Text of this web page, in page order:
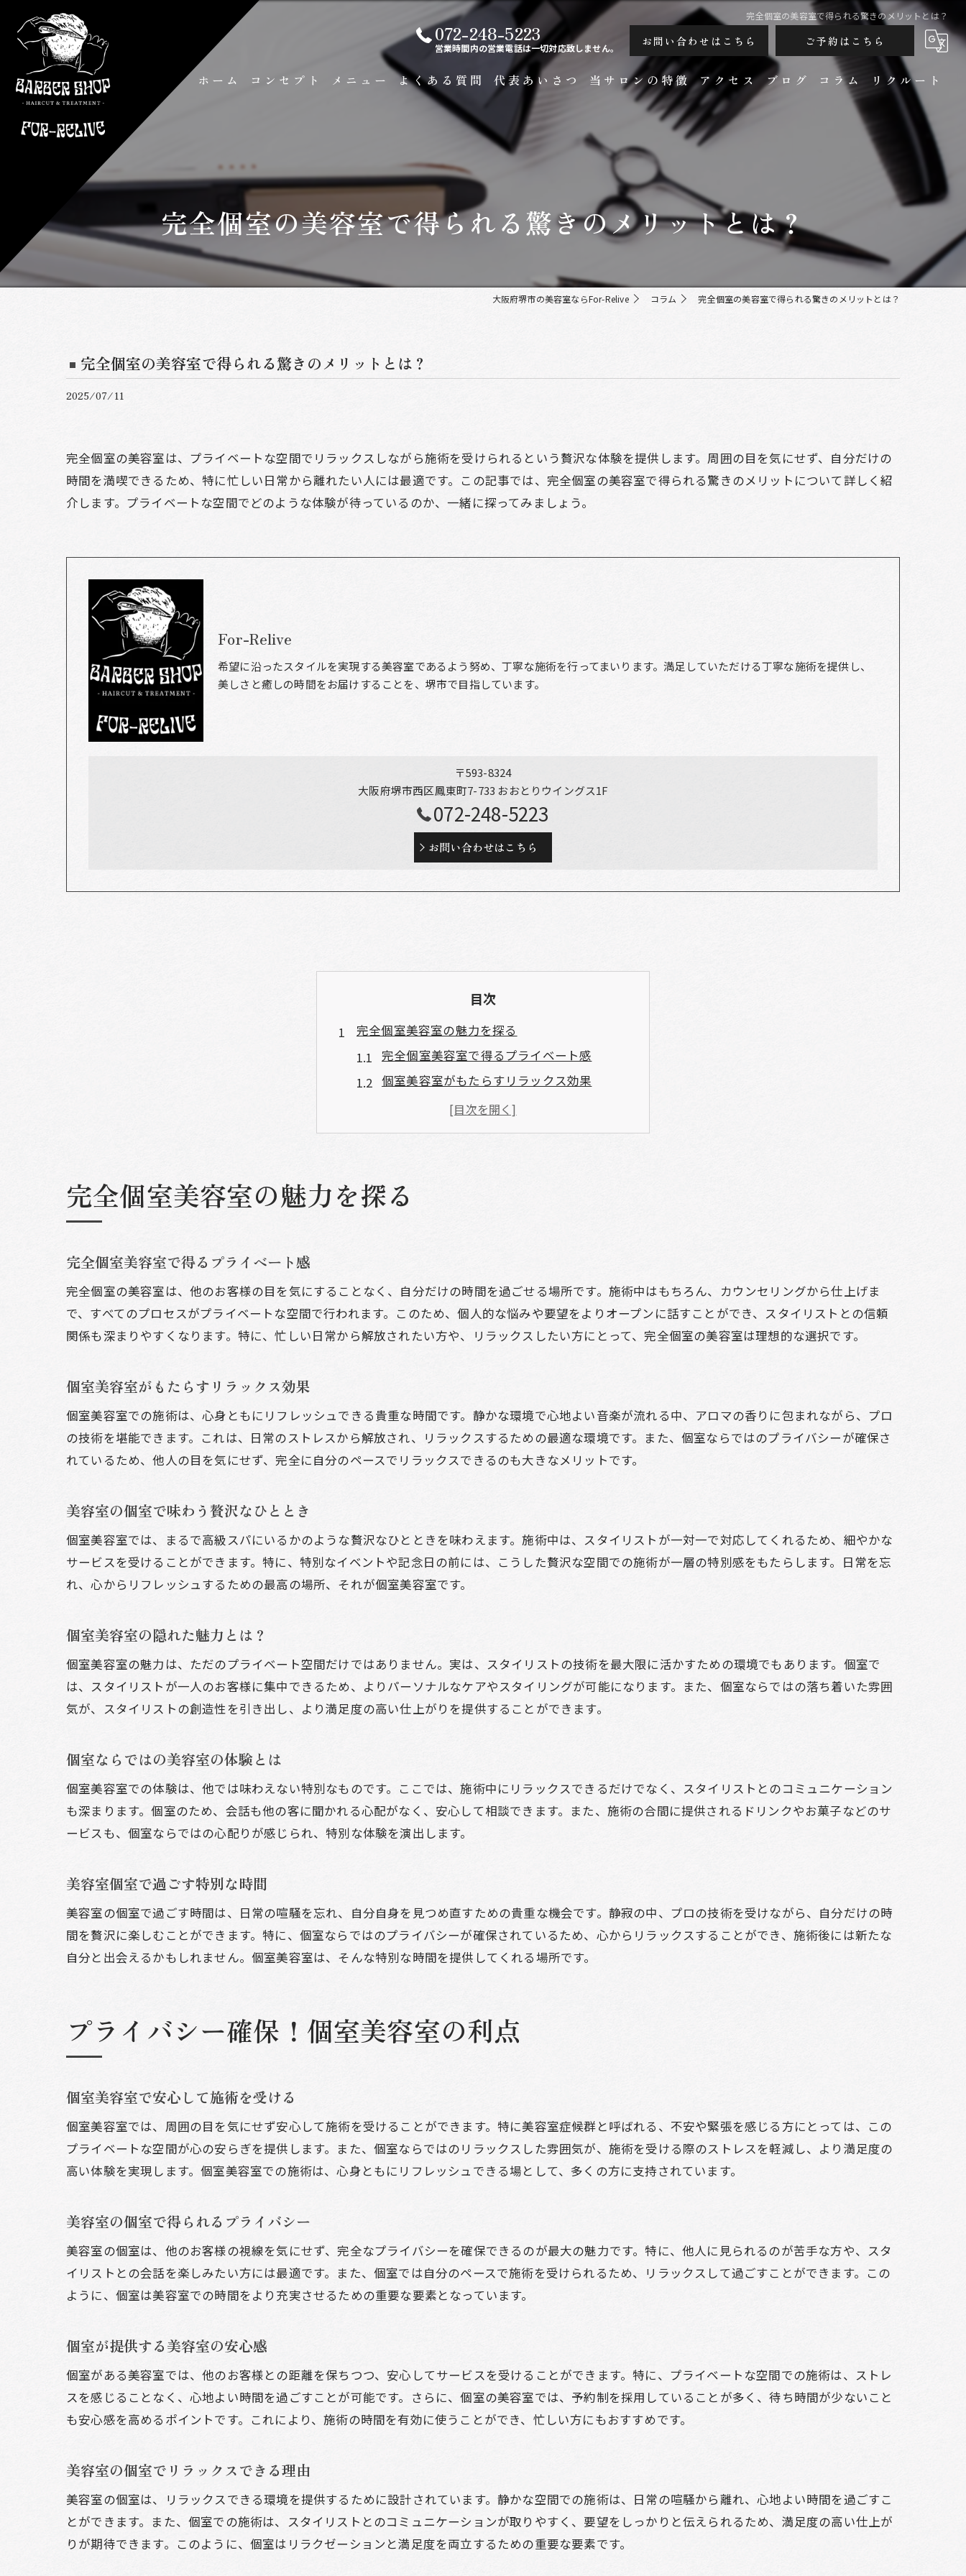
完全個室の美容室で得られる驚きのメリットとは？
072-248-5223
営業時間内の営業電話は一切対応致しません。 お問い合わせはこちら ご予約はこちら
ホーム コンセプト メニュー よくある質問 代表あいさつ 当サロンの特徴
メンズ
カラー
ビジネスカット
アクセス ブログ コラム リクルート
完全個室の美容室で得られる驚きのメリットとは？
大阪府堺市の美容室ならFor-Relive コラム 完全個室の美容室で得られる驚きのメリットとは？
完全個室の美容室で得られる驚きのメリットとは？
2025/07/11
完全個室の美容室は、プライベートな空間でリラックスしながら施術を受けられるという贅沢な体験を提供します。周囲の目を気にせず、自分だけの
時間を満喫できるため、特に忙しい日常から離れたい人には最適です。この記事では、完全個室の美容室で得られる驚きのメリットについて詳しく紹
介します。プライベートな空間でどのような体験が待っているのか、一緒に探ってみましょう。
For-Relive
希望に沿ったスタイルを実現する美容室であるよう努め、丁寧な施術を行ってまいります。満足していただける丁寧な施術を提供し、
美しさと癒しの時間をお届けすることを、堺市で目指しています。
〒593-8324
大阪府堺市西区鳳東町7-733 おおとりウイングス1F
072-248-5223
お問い合わせはこちら
目次
完全個室美容室の魅力を探る
完全個室美容室で得るプライベート感
個室美容室がもたらすリラックス効果
美容室の個室で味わう贅沢なひととき
個室美容室の隠れた魅力とは？
美容室個室で過ごす特別な時間
プライバシー確保！個室美容室の利点
美容室の個室でリラックスできる理由
個室美容室でプライバシーを守る
美容室の個室で贅沢な時間を楽しむ
個室美容室の特別な時間の過ごし方
美容室個室で心からリラックスする
贅沢なひとときを個室美容室で
リラックスできる個室美容室の秘密
個室美容室がもたらす究極のリラックス
美容室個室で心落ち着く理由
個室美容室のリラックス空間の魅力
美容室の個室で深い安らぎを感じる
美容室の個室がもたらす安らぎの理由
美容室の個室で感じる安心感
個室美容室で得られる心の安らぎ
個室美容室が提供する特別な体験
美容室の個室が提供する特別なひととき
個室美容室で体験する特別な時間
個室美容室の特別なエクスペリエンス
個室美容室でプライベートを確保する
美容室の個室の魅力と自由さ
個室美容室で得られる心地よいひととき
美容室個室で心地よいひとときを実感
個室美容室の心地よい空間とは
美容室の個室で安らぎを得る方法
完全個室美容室の魅力を探る
完全個室美容室で得るプライベート感
完全個室の美容室は、他のお客様の目を気にすることなく、自分だけの時間を過ごせる場所です。施術中はもちろん、カウンセリングから仕上げま
で、すべてのプロセスがプライベートな空間で行われます。このため、個人的な悩みや要望をよりオープンに話すことができ、スタイリストとの信頼
関係も深まりやすくなります。特に、忙しい日常から解放されたい方や、リラックスしたい方にとって、完全個室の美容室は理想的な選択です。
個室美容室がもたらすリラックス効果
個室美容室での施術は、心身ともにリフレッシュできる貴重な時間です。静かな環境で心地よい音楽が流れる中、アロマの香りに包まれながら、プロ
の技術を堪能できます。これは、日常のストレスから解放され、リラックスするための最適な環境です。また、個室ならではのプライバシーが確保さ
れているため、他人の目を気にせず、完全に自分のペースでリラックスできるのも大きなメリットです。
美容室の個室で味わう贅沢なひととき
個室美容室では、まるで高級スパにいるかのような贅沢なひとときを味わえます。施術中は、スタイリストが一対一で対応してくれるため、細やかな
サービスを受けることができます。特に、特別なイベントや記念日の前には、こうした贅沢な空間での施術が一層の特別感をもたらします。日常を忘
れ、心からリフレッシュするための最高の場所、それが個室美容室です。
個室美容室の隠れた魅力とは？
個室美容室の魅力は、ただのプライベート空間だけではありません。実は、スタイリストの技術を最大限に活かすための環境でもあります。個室で
は、スタイリストが一人のお客様に集中できるため、よりパーソナルなケアやスタイリングが可能になります。また、個室ならではの落ち着いた雰囲
気が、スタイリストの創造性を引き出し、より満足度の高い仕上がりを提供することができます。
個室ならではの美容室の体験とは
個室美容室での体験は、他では味わえない特別なものです。ここでは、施術中にリラックスできるだけでなく、スタイリストとのコミュニケーション
も深まります。個室のため、会話も他の客に聞かれる心配がなく、安心して相談できます。また、施術の合間に提供されるドリンクやお菓子などのサ
ービスも、個室ならではの心配りが感じられ、特別な体験を演出します。
美容室個室で過ごす特別な時間
美容室の個室で過ごす時間は、日常の喧騒を忘れ、自分自身を見つめ直すための貴重な機会です。静寂の中、プロの技術を受けながら、自分だけの時
間を贅沢に楽しむことができます。特に、個室ならではのプライバシーが確保されているため、心からリラックスすることができ、施術後には新たな
自分と出会えるかもしれません。個室美容室は、そんな特別な時間を提供してくれる場所です。
プライバシー確保！個室美容室の利点
個室美容室で安心して施術を受ける
個室美容室では、周囲の目を気にせず安心して施術を受けることができます。特に美容室症候群と呼ばれる、不安や緊張を感じる方にとっては、この
プライベートな空間が心の安らぎを提供します。また、個室ならではのリラックスした雰囲気が、施術を受ける際のストレスを軽減し、より満足度の
高い体験を実現します。個室美容室での施術は、心身ともにリフレッシュできる場として、多くの方に支持されています。
美容室の個室で得られるプライバシー
美容室の個室は、他のお客様の視線を気にせず、完全なプライバシーを確保できるのが最大の魅力です。特に、他人に見られるのが苦手な方や、スタ
イリストとの会話を楽しみたい方には最適です。また、個室では自分のペースで施術を受けられるため、リラックスして過ごすことができます。この
ように、個室は美容室での時間をより充実させるための重要な要素となっています。
個室が提供する美容室の安心感
個室がある美容室では、他のお客様との距離を保ちつつ、安心してサービスを受けることができます。特に、プライベートな空間での施術は、ストレ
スを感じることなく、心地よい時間を過ごすことが可能です。さらに、個室の美容室では、予約制を採用していることが多く、待ち時間が少ないこと
も安心感を高めるポイントです。これにより、施術の時間を有効に使うことができ、忙しい方にもおすすめです。
美容室の個室でリラックスできる理由
美容室の個室は、リラックスできる環境を提供するために設計されています。静かな空間での施術は、日常の喧騒から離れ、心地よい時間を過ごすこ
とができます。また、個室での施術は、スタイリストとのコミュニケーションが取りやすく、要望をしっかりと伝えられるため、満足度の高い仕上が
りが期待できます。このように、個室はリラクゼーションと満足度を両立するための重要な要素です。